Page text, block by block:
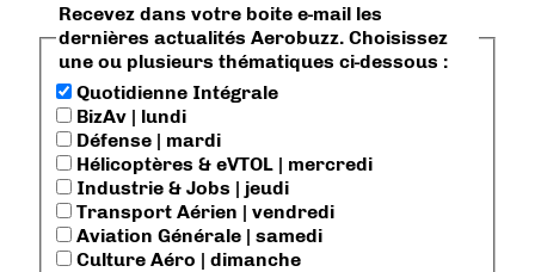
Recevez dans votre boite e-mail les
dernières actualités Aerobuzz. Choisissez
une ou plusieurs thématiques ci-dessous :
Quotidienne Intégrale
BizAv | lundi
Défense | mardi
Hélicoptères & eVTOL | mercredi
Industrie & Jobs | jeudi
Transport Aérien | vendredi
Aviation Générale | samedi
Culture Aéro | dimanche